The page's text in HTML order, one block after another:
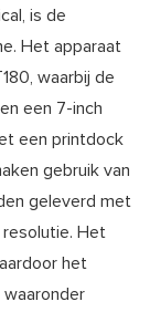
is de
Het apparaat
waarbij de
een 7-inch
een printdock
gebruik van
geleverd met
Het
het